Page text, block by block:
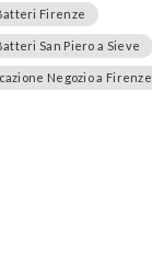
Firenze
San Piero a Sieve
Negozio a Firenze